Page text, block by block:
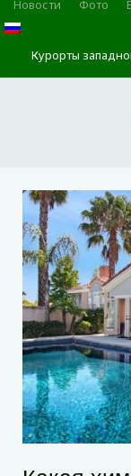
Новости Фото
Курорты
Моршин
Карпаты